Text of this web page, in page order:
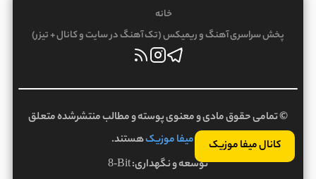
کانال میفا موزیک
خانه
پخش سراسری آهنگ و ریمیکس (تک آهنگ در سایت و کانال + تیزر)
© تمامی حقوق مادی و معنوی پوسته و مطالب منتشرشده متعلق
بهمیفا موزیکهستند.
توسعه و نگهداری:8-Bit